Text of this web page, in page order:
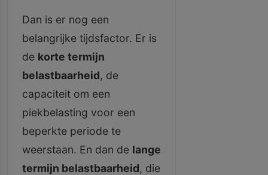
Dan is er nog een
belangrijke tijdsfactor. Er is
de korte termijn
belastbaarheid, de
capaciteit om een
piekbelasting voor een
beperkte periode te
weerstaan. En dan de lange
termijn belastbaarheid, die